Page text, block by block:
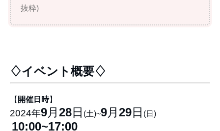
抜粋)
♢イベント概要♢
【 開催日時】
2024年9月28日 (土)~9月29日 (日)
10:00~17:00